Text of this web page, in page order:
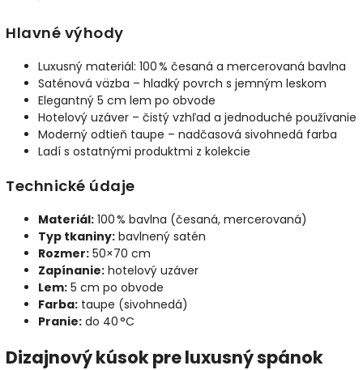
Hlavné výhody
Luxusný materiál: 100 % česaná a mercerovaná bavlna
Saténová väzba – hladký povrch s jemným leskom
Elegantný 5 cm lem po obvode
Hotelový uzáver – čistý vzhľad a jednoduché používanie
Moderný odtieň taupe – nadčasová sivohnedá farba
Ladí s ostatnými produktmi z kolekcie
Technické údaje
Materiál: 100 % bavlna (česaná, mercerovaná)
Typ tkaniny: bavlnený satén
Rozmer: 50×70 cm
Zapínanie: hotelový uzáver
Lem: 5 cm po obvode
Farba: taupe (sivohnedá)
Pranie: do 40 °C
Dizajnový kúsok pre luxusný spánok